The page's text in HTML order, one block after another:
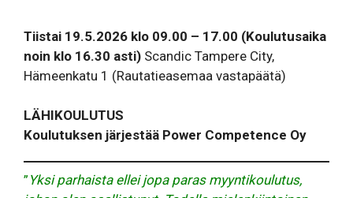
Tiistai 19.5.2026 klo 09.00 – 17.00 (Koulutusaika
noin klo 16.30 asti) Scandic Tampere City,
Hämeenkatu 1 (Rautatieasemaa vastapäätä)
LÄHIKOULUTUS
Koulutuksen järjestää Power Competence Oy
” Yksi parhaista ellei jopa paras myyntikoulutus,